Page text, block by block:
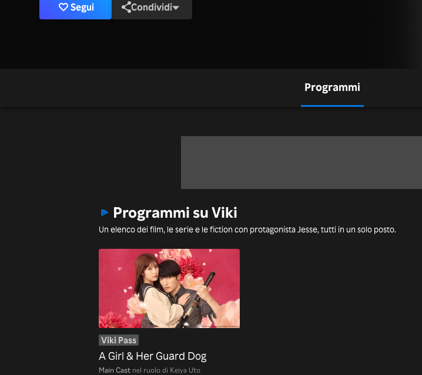
Segui Condividi
Programmi
Programmi su Viki
Un elenco dei film, le serie e le fiction con protagonista Jesse, tutti in un solo posto.
Viki Pass
A Girl & Her Guard Dog
Main Cast nel ruolo di Keiya Uto